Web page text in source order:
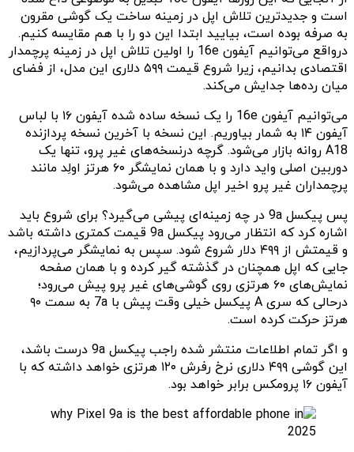
است و جدیدترین تلاش اپل در زمینه ساخت یک گوشی مقرون
به صرفه بوده است، بیایید ابتدا این دو را با هم مقایسه کنیم.
درواقع می‌توانیم آیفون 16e را اولین تلاش اپل در زمینه پرچمدار
اقتصادی بدانیم، زیرا شروع قیمت ۵۹۹ دلاری این مدل، از فضای
میان رده‌ها جدایش می‌کند.
می‌توانیم آیفون 16e را یک نسخه ساده شده آیفون ۱۶ با لباس
آیفون ۱۴ به شمار بیاوریم. این نسخه با آخرین نسخه پردازنده
A18 روانه بازار می‌شود. گرچه درنسخه‌های غیر پرو، تنها یک
دوربین اصلی واید دارد و با همان نمایشگر ۶۰ هرتز اولِد مانند
پرچمداران غیر پرو اخیر اپل مشاهده می‌شود.
پس پیکسل 9a در چه زمینه‌ای پیشی می‌گیرد؟ برای شروع باید
اشاره کرد که انتظار می‌رود پیکسل 9a قیمت کمتری داشته باشد
و قیمتش از ۴۹۹ دلار شروع شود. سپس به نمایشگر می‌پردازیم،
جایی که اپل همچنان در گذشته گیر کرده و با همان صفحه
نمایش‌های ۶۰ هرتزی روی گوشی‌های غیر پرو پیش می‌رود؛
درحالی که سری A پیکسل خیلی وقت پیش با 7a به سمت ۹۰
هرتز حرکت کرده است.
و اگر تمام اطلاعات منتشر شده راجب پیکسل 9a درست باشد،
این گوشی ۴۹۹ دلاری نرخ رفرش ۱۲۰ هرتزی خواهد داشته که با
آیفون ۱۶ پرومکس برابر خواهد بود.